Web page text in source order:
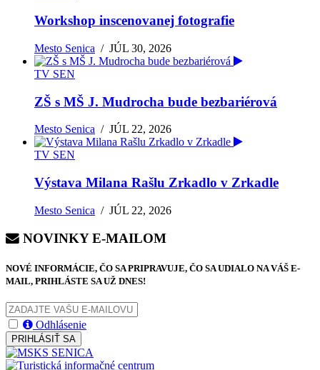
Workshop inscenovanej fotografie
Mesto Senica /JÚL 30, 2026
TV SEN
ZŠ s MŠ J. Mudrocha bude bezbariérová
Mesto Senica /JÚL 22, 2026
TV SEN
Výstava Milana Rašlu Zrkadlo v Zrkadle
Mesto Senica /JÚL 22, 2026
NOVINKY E-MAILOM
NOVÉ INFORMÁCIE, ČO SA PRIPRAVUJE, ČO SA UDIALO NA VÁŠ E-
MAIL, PRIHLÁSTE SA UŽ DNES!
Odhlásenie
PRIHLÁSIŤ SA